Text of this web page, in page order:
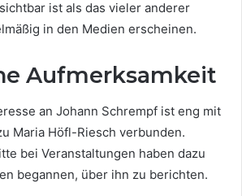
ist als das vieler anderer
in den Medien erscheinen.
Aufmerksamkeit
an Johann Schrempf ist eng mit
Maria Höfl-Riesch verbunden.
bei Veranstaltungen haben dazu
begannen, über ihn zu berichten.